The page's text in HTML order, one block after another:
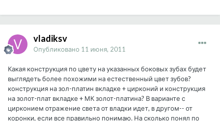
vladiksv
Опубликовано 11 июня, 2011
Какая конструкция по цвету на указанных боковых зубах будет
выглядеть более похожими на естественный цвет зубов?
конструкция на зол-платин вкладке + цирконий и конструкция
на золот-плат вкладке + МК золот-платина? В варианте с
цирконием отражение света от владки идет, в другом-- от
коронки, если все правильно понимаю. На сколько понял по